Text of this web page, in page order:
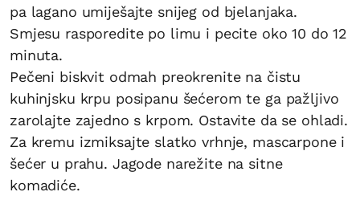
pa lagano umiješajte snijeg od bjelanjaka.
Smjesu rasporedite po limu i pecite oko 10 do 12
minuta.
Pečeni biskvit odmah preokrenite na čistu
kuhinjsku krpu posipanu šećerom te ga pažljivo
zarolajte zajedno s krpom. Ostavite da se ohladi.
Za kremu izmiksajte slatko vrhnje, mascarpone i
šećer u prahu. Jagode narežite na sitne
komadiće.